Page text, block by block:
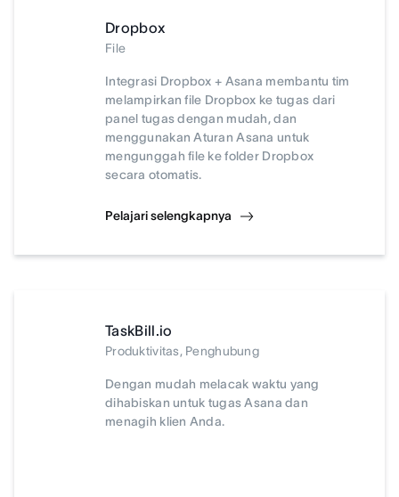
Dropbox
File
Integrasi Dropbox + Asana membantu tim
melampirkan file Dropbox ke tugas dari
panel tugas dengan mudah, dan
menggunakan Aturan Asana untuk
mengunggah file ke folder Dropbox
secara otomatis.
Pelajari selengkapnya
TaskBill.io
Produktivitas, Penghubung
Dengan mudah melacak waktu yang
dihabiskan untuk tugas Asana dan
menagih klien Anda.